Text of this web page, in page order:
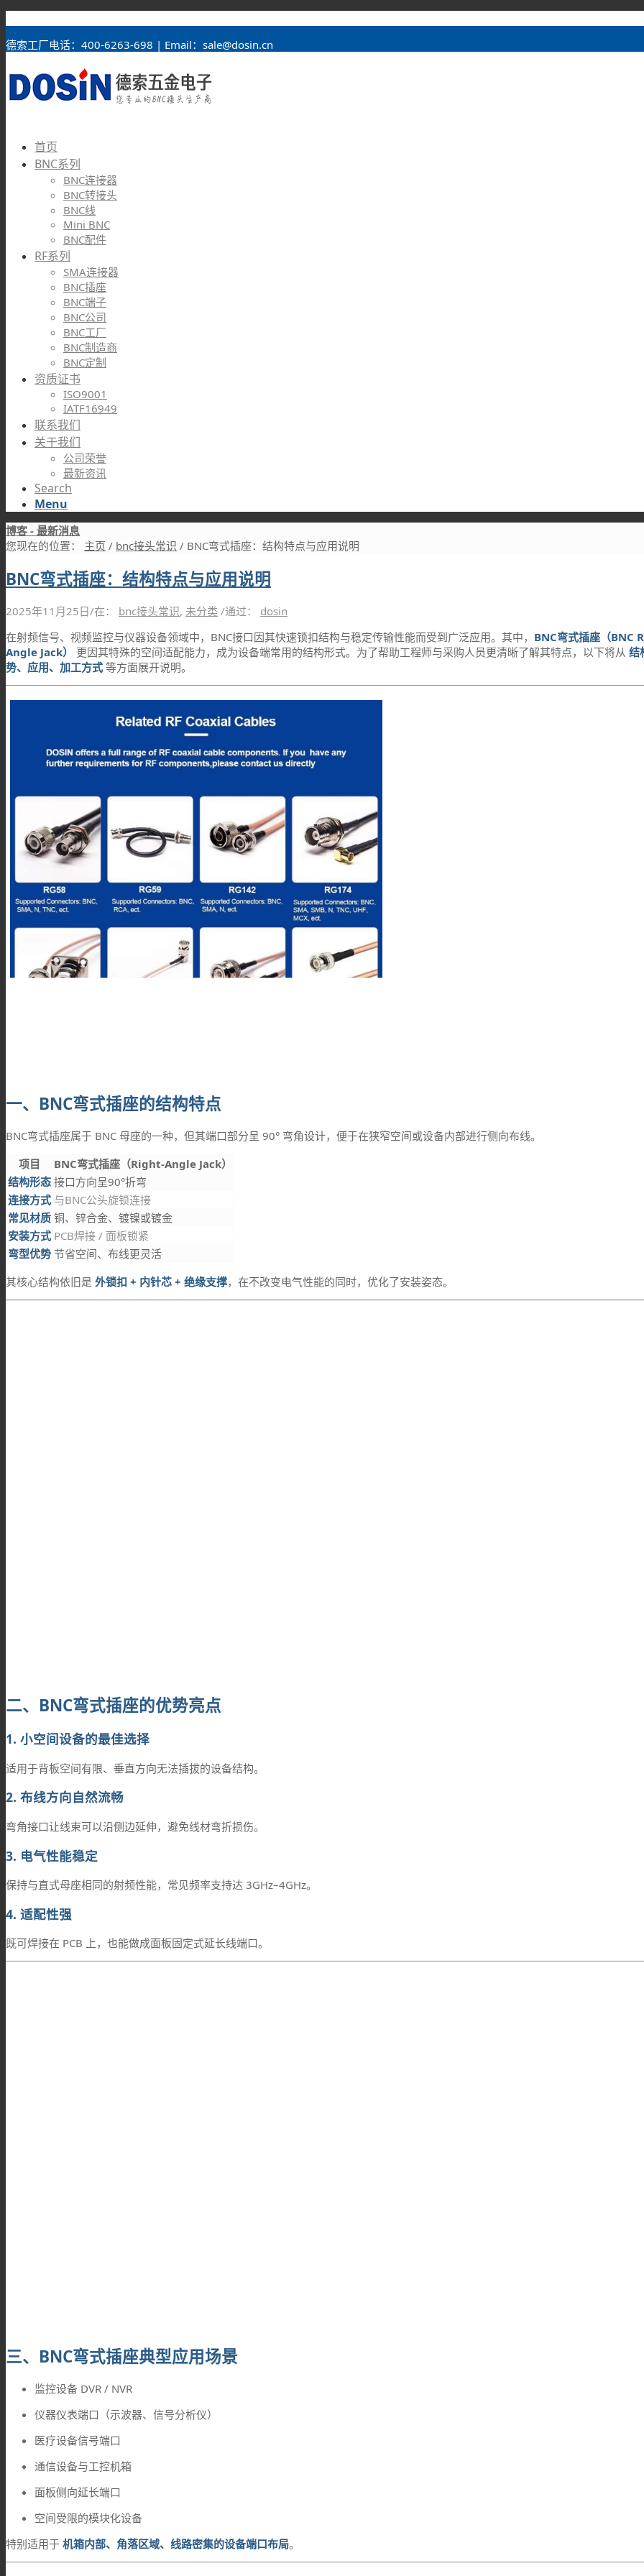
德索工厂电话：400-6263-698 | Email：sale@dosin.cn
首页
BNC系列
BNC连接器
BNC转接头
BNC线
Mini BNC
BNC配件
RF系列
SMA连接器
BNC插座
BNC端子
BNC公司
BNC工厂
BNC制造商
BNC定制
资质证书
ISO9001
IATF16949
联系我们
关于我们
公司荣誉
最新资讯
Search
Menu
博客 - 最新消息
您现在的位置：
主页 / bnc接头常识 / BNC弯式插座：结构特点与应用说明
BNC弯式插座：结构特点与应用说明
2025年11月25日/在： bnc接头常识, 未分类 /通过： dosin
在射频信号、视频监控与仪器设备领域中，BNC接口因其快速锁扣结构与稳定传输性能而受到广泛应用。其中， BNC弯式插座（BNC
Angle Jack）
更因其特殊的空间适配能力，成为设备端常用的结构形式。为了帮助工程师与采购人员更清晰了解其特点，以下将从 结
势、应用、加工方式 等方面展开说明。
一、BNC弯式插座的结构特点
BNC弯式插座属于 BNC 母座的一种，但其端口部分呈 90° 弯角设计，便于在狭窄空间或设备内部进行侧向布线。
项目
BNC弯式插座（Right-Angle Jack）
结构形态 接口方向呈90°折弯
连接方式 与BNC公头旋锁连接
常见材质 铜、锌合金、镀镍或镀金
安装方式 PCB焊接 / 面板锁紧
弯型优势 节省空间、布线更灵活
其核心结构依旧是 外锁扣 + 内针芯 + 绝缘支撑，在不改变电气性能的同时，优化了安装姿态。
二、BNC弯式插座的优势亮点
1. 小空间设备的最佳选择
适用于背板空间有限、垂直方向无法插拔的设备结构。
2. 布线方向自然流畅
弯角接口让线束可以沿侧边延伸，避免线材弯折损伤。
3. 电气性能稳定
保持与直式母座相同的射频性能，常见频率支持达 3GHz–4GHz。
4. 适配性强
既可焊接在 PCB 上，也能做成面板固定式延长线端口。
三、BNC弯式插座典型应用场景
监控设备 DVR / NVR
仪器仪表端口（示波器、信号分析仪）
医疗设备信号端口
通信设备与工控机箱
面板侧向延长端口
空间受限的模块化设备
特别适用于 机箱内部、角落区域、线路密集的设备端口布局。